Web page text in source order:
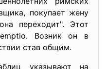
покупает жену
переходит". Этот
Возник он в
став общим.
указывают на